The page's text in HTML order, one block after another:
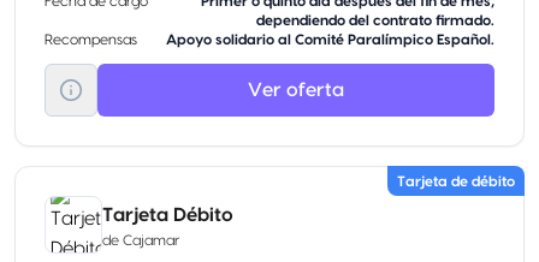
dependiendo del contrato firmado.
Recompensas
Apoyo solidario al Comité Paralímpico Español.
Ver oferta
Tarjeta de débito
Tarjeta Débito
de Cajamar